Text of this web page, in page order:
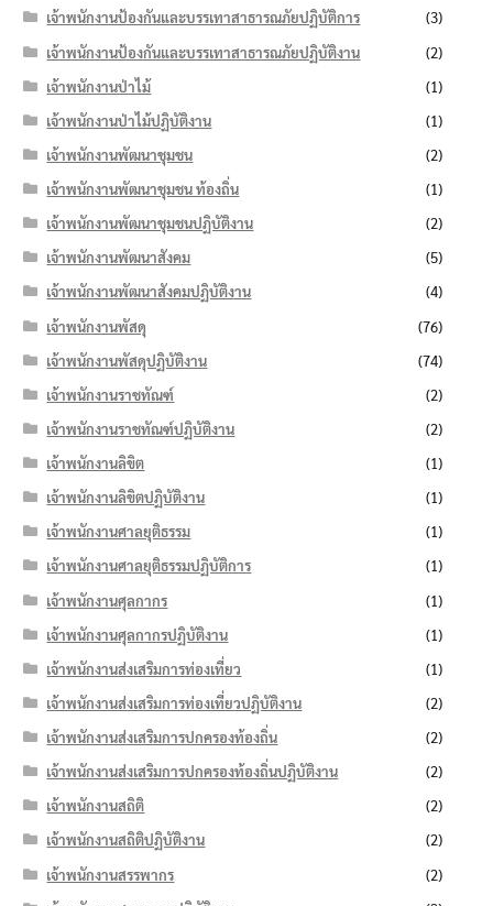
เจ้าพนักงานป้องกันและบรรเทาสาธารณภัยปฏิบัติการ
(3)
เจ้าพนักงานป้องกันและบรรเทาสาธารณภัยปฏิบัติงาน
(2)
เจ้าพนักงานป่าไม้
(1)
เจ้าพนักงานป่าไม้ปฏิบัติงาน
(1)
เจ้าพนักงานพัฒนาชุมชน
(2)
เจ้าพนักงานพัฒนาชุมชน ท้องถิ่น
(1)
เจ้าพนักงานพัฒนาชุมชนปฏิบัติงาน
(2)
เจ้าพนักงานพัฒนาสังคม
(5)
เจ้าพนักงานพัฒนาสังคมปฏิบัติงาน
(4)
เจ้าพนักงานพัสดุ
(76)
เจ้าพนักงานพัสดุปฏิบัติงาน
(74)
เจ้าพนักงานราชทัณฑ์
(2)
เจ้าพนักงานราชทัณฑ์ปฏิบัติงาน
(2)
เจ้าพนักงานลิขิต
(1)
เจ้าพนักงานลิขิตปฏิบัติงาน
(1)
เจ้าพนักงานศาลยุติธรรม
(1)
เจ้าพนักงานศาลยุติธรรมปฏิบัติการ
(1)
เจ้าพนักงานศุลกากร
(1)
เจ้าพนักงานศุลกากรปฏิบัติงาน
(1)
เจ้าพนักงานส่งเสริมการท่องเที่ยว
(1)
เจ้าพนักงานส่งเสริมการท่องเที่ยวปฏิบัติงาน
(2)
เจ้าพนักงานส่งเสริมการปกครองท้องถิ่น
(2)
เจ้าพนักงานส่งเสริมการปกครองท้องถิ่นปฏิบัติงาน
(2)
เจ้าพนักงานสถิติ
(2)
เจ้าพนักงานสถิติปฏิบัติงาน
(2)
เจ้าพนักงานสรรพากร
(2)